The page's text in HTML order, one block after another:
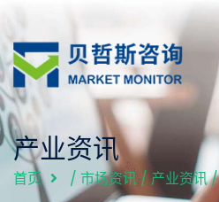
产业资讯
首页 / 市场资讯/产业资讯/